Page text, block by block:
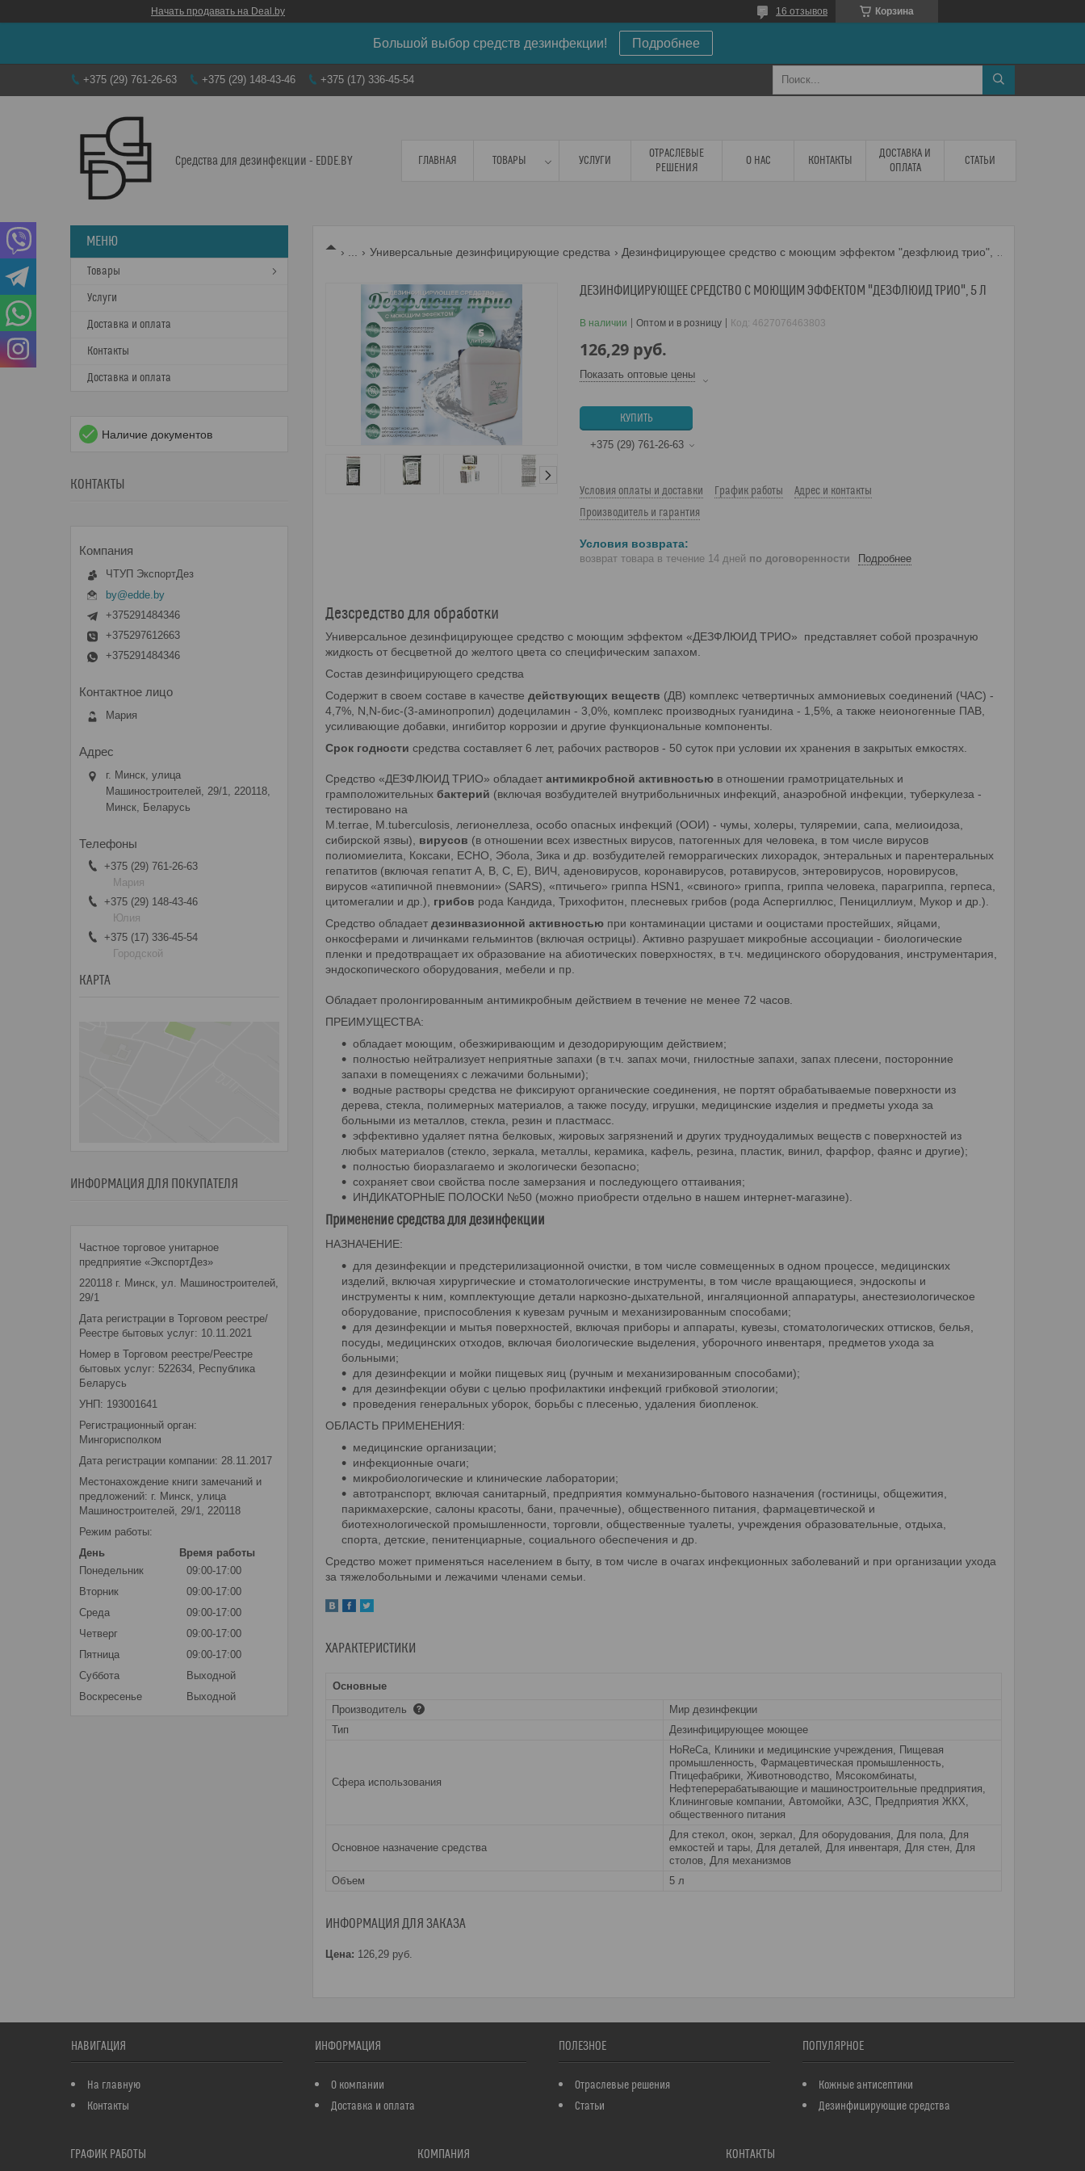
Начать продавать на Deal.by Корзина
16 отзывов
Большой выбор средств дезинфекции! Подробнее
+375 (29) 761-26-63 +375 (29) 148-43-46 +375 (17) 336-45-54
Средства для дезинфекции - EDDE.BY ГЛАВНАЯ ТОВАРЫ УСЛУГИ
ОТРАСЛЕВЫЕ
РЕШЕНИЯ
О НАС КОНТАКТЫ
ДОСТАВКА И
ОПЛАТА
СТАТЬИ
Универсальные дезинфицирующие средства
ДЕЗИНФИЦИРУЮЩЕЕ СРЕДСТВО С МОЮЩИМ ЭФФЕКТОМ "ДЕЗФЛЮИД ТРИО", 5 Л
В наличии Оптом и в розницу Код: 4627076463803
126,29 руб.
Показать оптовые цены
КУПИТЬ
+375 (29) 761-26-63
Условия оплаты и доставки График работы
Адрес и контакты
Производитель и гарантия
возврат товара в течение 14 дней по договоренности Подробнее
Дезсредство для обработки
Универсальное дезинфицирующее средство с моющим эффектом «ДЕЗФЛЮИД ТРИО» представляет собой прозрачную
жидкость от бесцветной до желтого цвета со специфическим запахом.
Состав дезинфицирующего средства
Содержит в своем составе в качестве действующих веществ (ДВ) комплекс четвертичных аммониевых соединений (ЧАС) -
4,7%, N,N-бис-(3-аминопропил) додециламин - 3,0%, комплекс производных гуанидина - 1,5%, а также неионогенные ПАВ,
усиливающие добавки, ингибитор коррозии и другие функциональные компоненты.
Срок годности средства составляет 6 лет, рабочих растворов - 50 суток при условии их хранения в закрытых емкостях.
Средство «ДЕЗФЛЮИД ТРИО» обладает антимикробной активностью в отношении грамотрицательных и
грамположительных бактерий (включая возбудителей внутрибольничных инфекций, анаэробной инфекции, туберкулеза -
тестировано на
M.terrae, M.tuberculosis, легионеллеза, особо опасных инфекций (ООИ) - чумы, холеры, туляремии, сапа, мелиоидоза,
сибирской язвы), вирусов (в отношении всех известных вирусов, патогенных для человека, в том числе вирусов
полиомиелита, Коксаки, ЕСНО, Эбола, Зика и др. возбудителей геморрагических лихорадок, энтеральных и парентеральных
гепатитов (включая гепатит А, В, С, Е), ВИЧ, аденовирусов, коронавирусов, ротавирусов, энтеровирусов, норовирусов,
вирусов «атипичной пневмонии» (SARS), «птичьего» гриппа HSN1, «свиного» гриппа, гриппа человека, парагриппа, герпеса,
цитомегалии и др.), грибов рода Кандида, Трихофитон, плесневых грибов (рода Аспергиллюс, Пенициллиум, Мукор и др.).
Средство обладает дезинвазионной активностью при контаминации цистами и ооцистами простейших, яйцами,
онкосферами и личинками гельминтов (включая острицы). Активно разрушает микробные ассоциации - биологические
пленки и предотвращает их образование на абиотических поверхностях, в т.ч. медицинского оборудования, инструментария,
эндоскопического оборудования, мебели и пр.
Обладает пролонгированным антимикробным действием в течение не менее 72 часов.
ПРЕИМУЩЕСТВА:
обладает моющим, обезжиривающим и дезодорирующим действием;
полностью нейтрализует неприятные запахи (в т.ч. запах мочи, гнилостные запахи, запах плесени, посторонние
запахи в помещениях с лежачими больными);
водные растворы средства не фиксируют органические соединения, не портят обрабатываемые поверхности из
дерева, стекла, полимерных материалов, а также посуду, игрушки, медицинские изделия и предметы ухода за
больными из металлов, стекла, резин и пластмасс.
эффективно удаляет пятна белковых, жировых загрязнений и других трудноудалимых веществ с поверхностей из
любых материалов (стекло, зеркала, металлы, керамика, кафель, резина, пластик, винил, фарфор, фаянс и другие);
полностью биоразлагаемо и экологически безопасно;
сохраняет свои свойства после замерзания и последующего оттаивания;
ИНДИКАТОРНЫЕ ПОЛОСКИ №50 (можно приобрести отдельно в нашем интернет-магазине).
Применение средства для дезинфекции
НАЗНАЧЕНИЕ:
для дезинфекции и предстерилизационной очистки, в том числе совмещенных в одном процессе, медицинских
изделий, включая хирургические и стоматологические инструменты, в том числе вращающиеся, эндоскопы и
инструменты к ним, комплектующие детали наркозно-дыхательной, ингаляционной аппаратуры, анестезиологическое
оборудование, приспособления к кувезам ручным и механизированным способами;
для дезинфекции и мытья поверхностей, включая приборы и аппараты, кувезы, стоматологических оттисков, белья,
посуды, медицинских отходов, включая биологические выделения, уборочного инвентаря, предметов ухода за
больными;
для дезинфекции и мойки пищевых яиц (ручным и механизированным способами);
для дезинфекции обуви с целью профилактики инфекций грибковой этиологии;
проведения генеральных уборок, борьбы с плесенью, удаления биопленок.
ОБЛАСТЬ ПРИМЕНЕНИЯ:
медицинские организации;
инфекционные очаги;
микробиологические и клинические лаборатории;
автотранспорт, включая санитарный, предприятия коммунально-бытового назначения (гостиницы, общежития,
парикмахерские, салоны красоты, бани, прачечные), общественного питания, фармацевтической и
биотехнологической промышленности, торговли, общественные туалеты, учреждения образовательные, отдыха,
спорта, детские, пенитенциарные, социального обеспечения и др.
Средство может применяться населением в быту, в том числе в очагах инфекционных заболеваний и при организации ухода
за тяжелобольными и лежачими членами семьи.
ХАРАКТЕРИСТИКИ
Основные
Производитель
Мир дезинфекции
Тип
Дезинфицирующее моющее
Сфера использования
HoReCa, Клиники и медицинские учреждения, Пищевая
промышленность, Фармацевтическая промышленность,
Птицефабрики, Животноводство, Мясокомбинаты,
Нефтеперерабатывающие и машиностроительные предприятия,
Клининговые компании, Автомойки, АЗС, Предприятия ЖКХ,
общественного питания
Основное назначение средства
Для стекол, окон, зеркал, Для оборудования, Для пола, Для
емкостей и тары, Для деталей, Для инвентаря, Для стен, Для
столов, Для механизмов
Объем
5 л
ИНФОРМАЦИЯ ДЛЯ ЗАКАЗА
Цена: 126,29 руб.
Товары
Услуги
Доставка и оплата
Контакты
Доставка и оплата
Наличие документов
КОНТАКТЫ
ЧТУП ЭкспортДез
by@edde.by
+375291484346
+375297612663
+375291484346
Мария
г. Минск, улица
Машиностроителей, 29/1, 220118,
Минск, Беларусь
+375 (29) 761-26-63
Мария
+375 (29) 148-43-46
Юлия
+375 (17) 336-45-54
Городской
КАРТА
ИНФОРМАЦИЯ ДЛЯ ПОКУПАТЕЛЯ
Частное торговое унитарное
предприятие «ЭкспортДез»
220118 г. Минск, ул. Машиностроителей,
29/1
Дата регистрации в Торговом реестре/
Реестре бытовых услуг: 10.11.2021
Номер в Торговом реестре/Реестре
бытовых услуг: 522634, Республика
Беларусь
УНП: 193001641
Регистрационный орган:
Мингорисполком
Дата регистрации компании: 28.11.2017
Местонахождение книги замечаний и
предложений: г. Минск, улица
Машиностроителей, 29/1, 220118
Режим работы:
День
Время работы
Понедельник
09:00-17:00
Вторник
09:00-17:00
Среда
09:00-17:00
Четверг
09:00-17:00
Пятница
09:00-17:00
Суббота
Выходной
Воскресенье
Выходной
НАВИГАЦИЯ
На главную
Контакты
ИНФОРМАЦИЯ
О компании
Доставка и оплата
ПОЛЕЗНОЕ
Отраслевые решения
Статьи
ПОПУЛЯРНОЕ
Кожные антисептики
Дезинфицирующие средства
ГРАФИК РАБОТЫ